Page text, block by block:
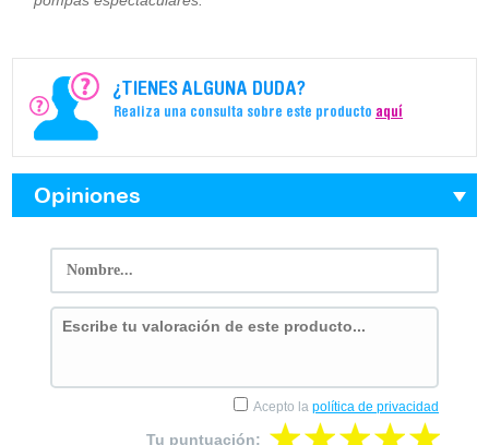
¿TIENES ALGUNA DUDA?
Realiza una consulta sobre este producto aquí
Opiniones
Tu puntuación:
Acepto la política de privacidad